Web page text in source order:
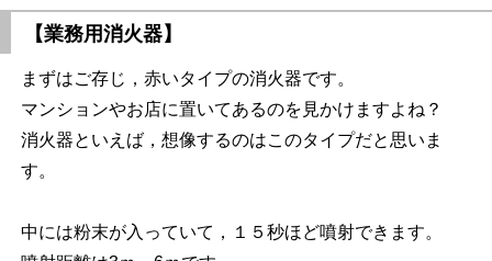
【業務用消火器】
まずはご存じ，赤いタイプの消火器です。
マンションやお店に置いてあるのを見かけますよね？
消火器といえば，想像するのはこのタイプだと思いま
す。
中には粉末が入っていて，１５秒ほど噴射できます。